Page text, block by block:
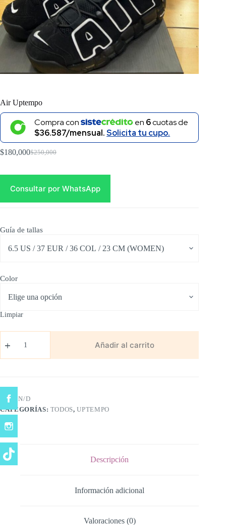
Air Uptempo
Compra con en 6cuotas de
$36.587/mensual.Solicita tu cupo.
$250,000
Original
was:
$180,000Current
is:
Consultar por WhatsApp
Guía de tallas
Color
Limpiar
Uptempo
Añadir al carrito
SKU:N/D
CATEGORÍAS: TODOS,UPTEMPO
Descripción
Información adicional
Valoraciones (0)